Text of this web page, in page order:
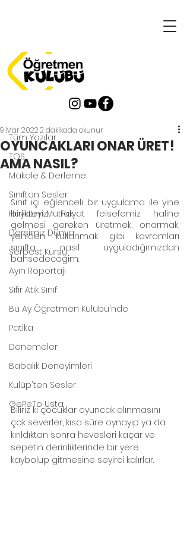
Tüm Yazılar
TOS
Makale & Derleme
Sınıftan Sesler
Hayatım Mutfak
Dersimiz Dünya
Serbest Kürsü
Ayın Röportajı
Sıfır Atık Sınıf
Bu Ay Öğretmen Kulübü'nde
Patika
Denemeler
Babalık Deneyimleri
Kulüp'ten Sesler
GePeTo Usta
OYUNCAKLARI ONAR ÜRET!
AMA NASIL?
9 Mar 20222 dakikada okunur
Sınıf içi eğlenceli bir uygulama ile yine
birlikteyiz. Hayat felsefemiz haline
gelmesi gereken üretmek, onarmak,
yeniden kullanmak gibi kavramları
sınıfta nasıl uyguladığımızdan
bahsedeceğim.
Biliriz ki çocuklar oyuncak alınmasını
çok severler, kısa süre oynayıp ya da
kırıldıktan sonra hevesleri kaçar ve
sepetin derinliklerinde bir yere
kaybolup gitmesine seyirci kalırlar.